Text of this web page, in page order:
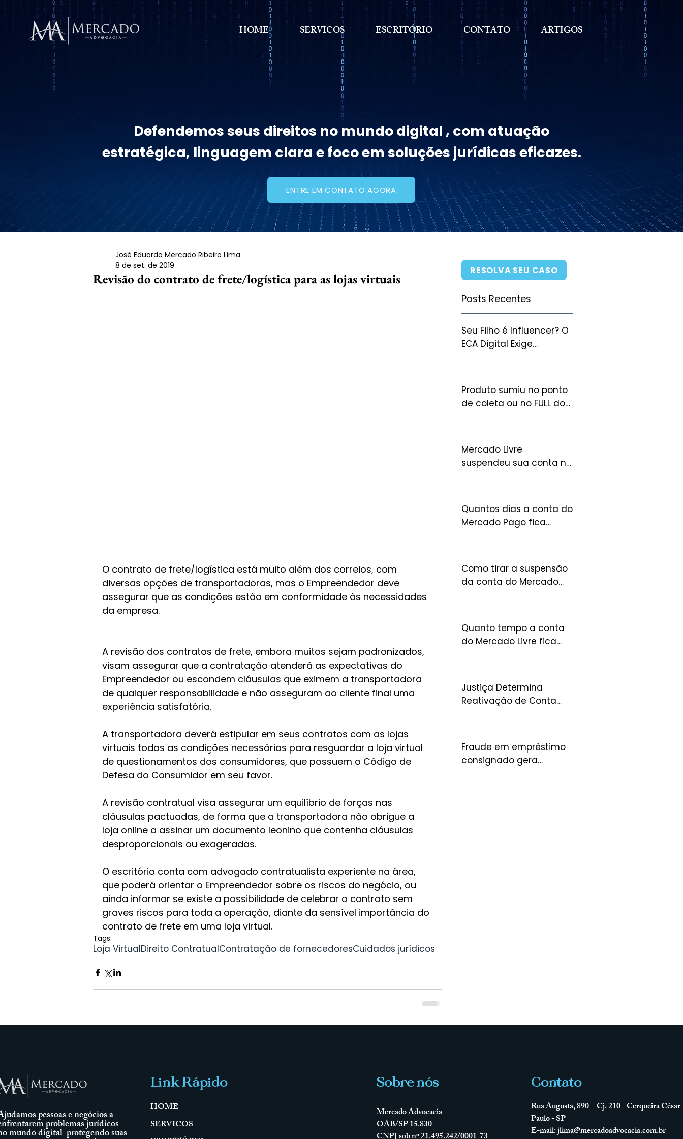
HOME SERVICOS ESCRITÓRIO CONTATO ARTIGOS
Defendemos seus direitos no mundo digital , com atuação
estratégica, linguagem clara e foco em soluções jurídicas eficazes.
ENTRE EM CONTATO AGORA
Revisão do contrato de frete/logística para as lojas virtuais
José Eduardo Mercado Ribeiro Lima
8 de set. de 2019
O contrato de frete/logística está muito além dos correios, com
diversas opções de transportadoras, mas o Empreendedor deve
assegurar que as condições estão em conformidade às necessidades
da empresa.
A revisão dos contratos de frete, embora muitos sejam padronizados,
visam assegurar que a contratação atenderá as expectativas do
Empreendedor ou escondem cláusulas que eximem a transportadora
de qualquer responsabilidade e não asseguram ao cliente final uma
experiência satisfatória.
A transportadora deverá estipular em seus contratos com as lojas
virtuais todas as condições necessárias para resguardar a loja virtual
de questionamentos dos consumidores, que possuem o Código de
Defesa do Consumidor em seu favor.
A revisão contratual visa assegurar um equilíbrio de forças nas
cláusulas pactuadas, de forma que a transportadora não obrigue a
loja online a assinar um documento leonino que contenha cláusulas
desproporcionais ou exageradas.
O escritório conta com advogado contratualista experiente na área,
que poderá orientar o Empreendedor sobre os riscos do negócio, ou
ainda informar se existe a possibilidade de celebrar o contrato sem
graves riscos para toda a operação, diante da sensível importância do
contrato de frete em uma loja virtual.
Tags:
Loja VirtualDireito ContratualContratação de fornecedoresCuidados jurídicos
RESOLVA SEU CASO
Posts Recentes
Seu Filho é Influencer? O
ECA Digital Exige
Pode Perder Tudo Sem
Ela
Produto sumiu no ponto
de coleta ou no FULL do
Mercado Livre
suspendeu sua conta no
estoque
Quantos dias a conta do
Mercado Pago fica
Como tirar a suspensão
da conta do Mercado
Quanto tempo a conta
do Mercado Livre fica
Justiça Determina
Reativação de Conta
Plataforma por Danos
Fraude em empréstimo
consignado gera
pessoas e negócios a
problemas jurídicos
mundo digital protegendo suas
Link Rápido
HOME
SERVICOS
Sobre nós
Mercado Advocacia
OAB/SP 15.830
Contato
Rua Augusta, 890 - Cj. 210 - Cerqueira César
Paulo - SP
E-mail:jlima@mercadoadvocacia.com.br